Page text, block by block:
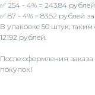
✅ 254 - 4% = 243,84
✅ 87 - 4% = 83,52 рублей
В упаковке 50 штук, таким
12192 рублей.
После оформления
покупок!